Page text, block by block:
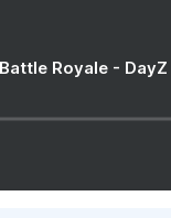
Royale - DayZ